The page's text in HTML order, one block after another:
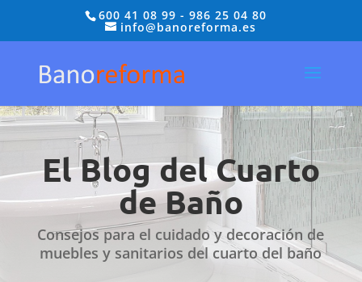
600 41 08 99 - 986 25 04 80
info@banoreforma.es
El Blog del Cuarto
de Baño
Consejos para el cuidado y decoración de
muebles y sanitarios del cuarto del baño